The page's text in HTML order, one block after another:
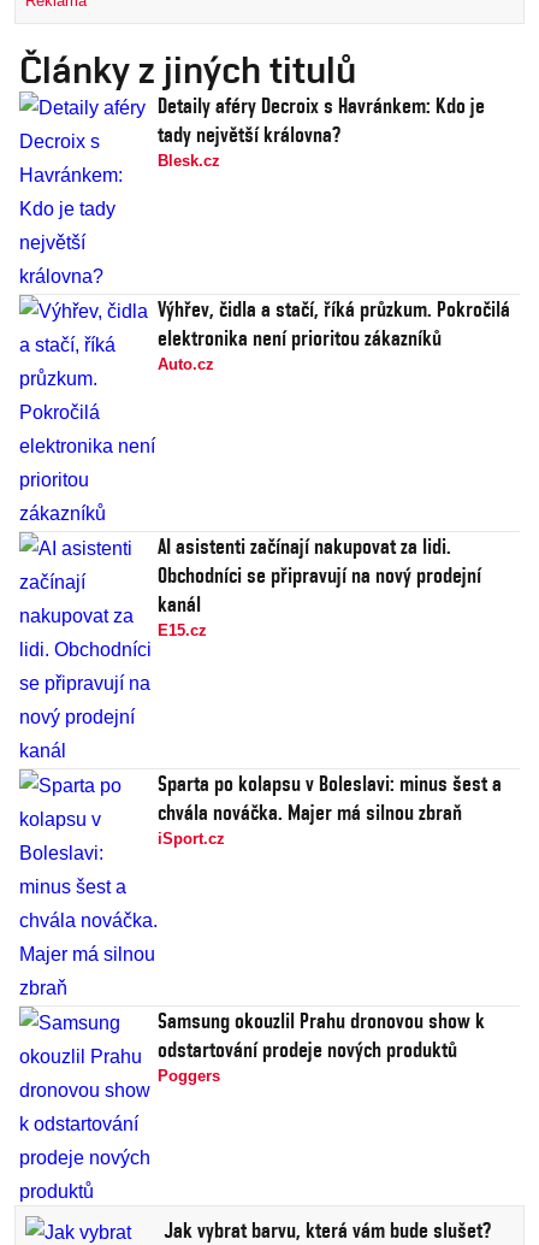
Články z jiných titulů
Detaily aféry Decroix s Havránkem: Kdo je
tady největší královna?
Blesk.cz
Výhřev, čidla a stačí, říká průzkum. Pokročilá
elektronika není prioritou zákazníků
Auto.cz
AI asistenti začínají nakupovat za lidi.
Obchodníci se připravují na nový prodejní
kanál
E15.cz
Sparta po kolapsu v Boleslavi: minus šest a
chvála nováčka. Majer má silnou zbraň
iSport.cz
Samsung okouzlil Prahu dronovou show k
odstartování prodeje nových produktů
Poggers
Jak vybrat barvu, která vám bude slušet?